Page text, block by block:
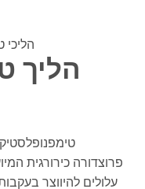
הליך
פרוצדורה כירורגית
עלולים להיווצר